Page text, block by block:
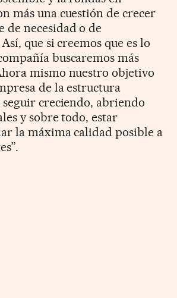
más una cuestión de crecer
de necesidad o de
que si creemos que es lo
buscaremos más
mismo nuestro objetivo
de la estructura
seguir creciendo, abriendo
y sobre todo, estar
la máxima calidad posible a